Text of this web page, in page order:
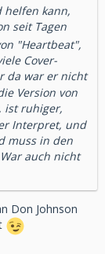
helfen kann,
seit Tagen
"Heartbeat",
Cover-
da war er nicht
Version von
ist ruhiger,
Interpret, und
muss in den
auch nicht
Don Johnson